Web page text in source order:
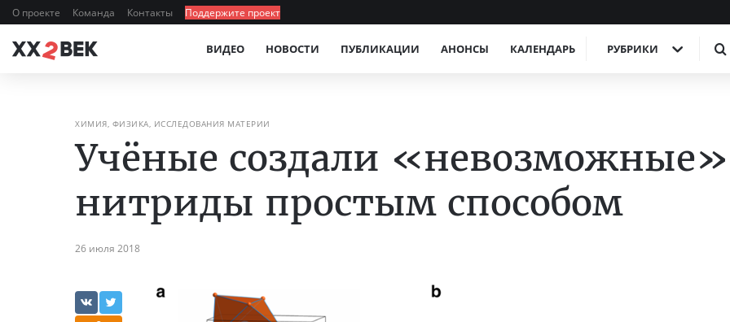
О проекте Команда Контакты Поддержите проект
ВИДЕО НОВОСТИ ПУБЛИКАЦИИ АНОНСЫ КАЛЕНДАРЬ РУБРИКИ
ХИМИЯ, ФИЗИКА, ИССЛЕДОВАНИЯ МАТЕРИИ
Учёные создали «невозможные»
нитриды простым способом
26 июля 2018